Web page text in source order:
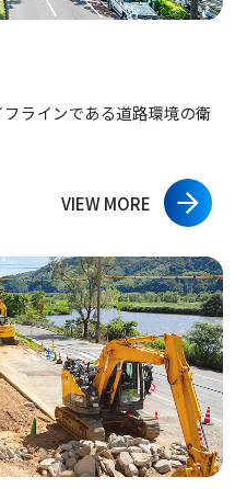
VIEW MORE
ラインである道路環境の衛